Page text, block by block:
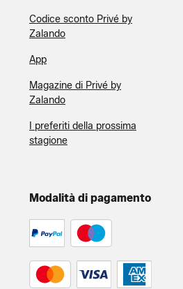
Codice sconto Privé by
Zalando
App
Magazine di Privé by
Zalando
I preferiti della prossima
stagione
Modalità di pagamento